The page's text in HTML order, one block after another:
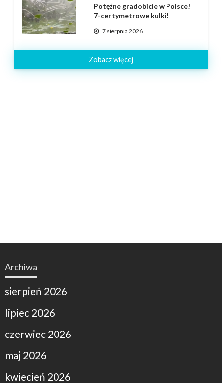
Potężne gradobicie w Polsce!
7-centymetrowe kulki!
7 sierpnia 2026
Zobacz więcej
Archiwa
sierpień 2026
lipiec 2026
czerwiec 2026
maj 2026
kwiecień 2026